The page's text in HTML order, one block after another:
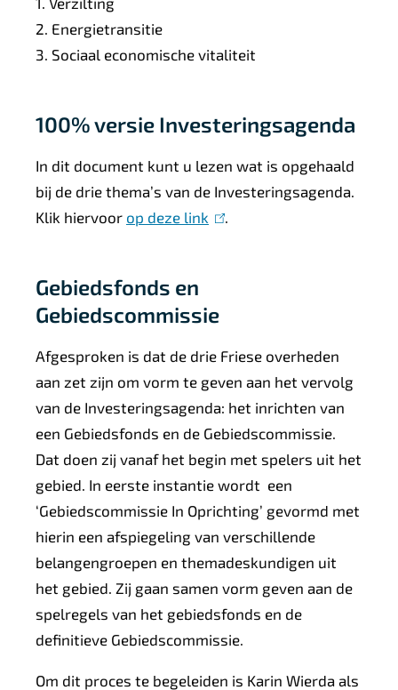
2. Energietransitie
3. Sociaal economische vitaliteit
100% versie Investeringsagenda
In dit document kunt u lezen wat is opgehaald
bij de drie thema’s van de Investeringsagenda.
Klik hiervoor op deze link
k
e
.
Gebiedsfonds en
Gebiedscommissie
Afgesproken is dat de drie Friese overheden
aan zet zijn om vorm te geven aan het vervolg
van de Investeringsagenda: het inrichten van
een Gebiedsfonds en de Gebiedscommissie.
Dat doen zij vanaf het begin met spelers uit het
gebied. In eerste instantie wordt een
‘Gebiedscommissie In Oprichting’ gevormd met
hierin een afspiegeling van verschillende
belangengroepen en themadeskundigen uit
het gebied. Zij gaan samen vorm geven aan de
spelregels van het gebiedsfonds en de
definitieve Gebiedscommissie.
Om dit proces te begeleiden is Karin Wierda als